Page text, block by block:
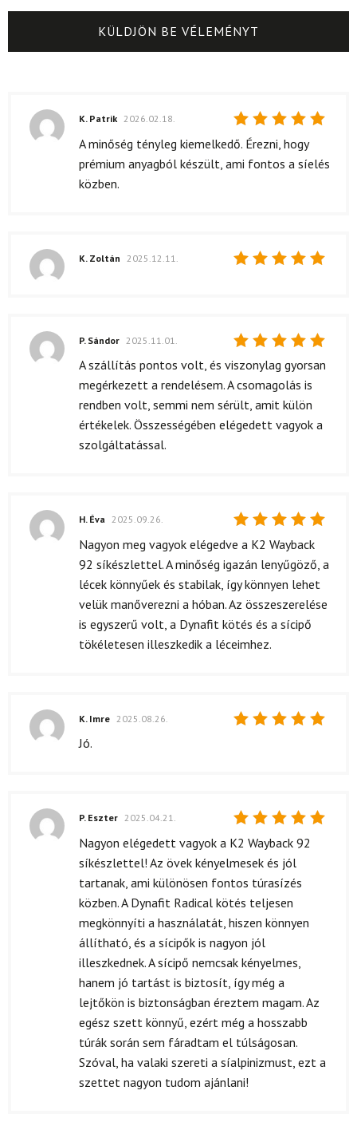
Értékelés:
/ 5
K. Patrik 2026.02.18.
A minőség tényleg kiemelkedő. Érezni, hogy
prémium anyagból készült, ami fontos a síelés
közben.
K. Zoltán 2025.12.11.
Értékelés:
/ 5
P. Sándor 2025.11.01.
A szállítás pontos volt, és viszonylag gyorsan
megérkezett a rendelésem. A csomagolás is
rendben volt, semmi nem sérült, amit külön
értékelek. Összességében elégedett vagyok a
szolgáltatással.
Értékelés:
H. Éva 2025.09.26.
Nagyon meg vagyok elégedve a K2 Wayback
92 síkészlettel. A minőség igazán lenyűgöző, a
lécek könnyűek és stabilak, így könnyen lehet
velük manőverezni a hóban. Az összeszerelése
is egyszerű volt, a Dynafit kötés és a sícipő
tökéletesen illeszkedik a léceimhez.
K. Imre 2025.08.26.
Jó.
Értékelés:
/ 5
P. Eszter 2025.04.21.
Nagyon elégedett vagyok a K2 Wayback 92
síkészlettel! Az övek kényelmesek és jól
tartanak, ami különösen fontos túrasízés
közben. A Dynafit Radical kötés teljesen
megkönnyíti a használatát, hiszen könnyen
állítható, és a sícipők is nagyon jól
illeszkednek. A sícipő nemcsak kényelmes,
hanem jó tartást is biztosít, így még a
lejtőkön is biztonságban éreztem magam. Az
egész szett könnyű, ezért még a hosszabb
túrák során sem fáradtam el túlságosan.
Szóval, ha valaki szereti a síalpinizmust, ezt a
szettet nagyon tudom ajánlani!